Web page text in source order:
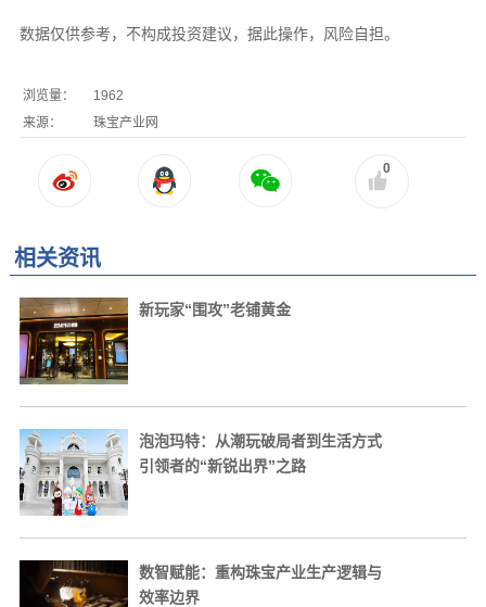
数据仅供参考，不构成投资建议，据此操作，风险自担。
浏览量：
1962
来源：
珠宝产业网
0
相关资讯
新玩家“围攻”老铺黄金
泡泡玛特：从潮玩破局者到生活方式
引领者的“新锐出界”之路
数智赋能：重构珠宝产业生产逻辑与
效率边界